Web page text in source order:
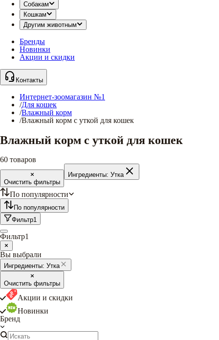
Собакам
Кошкам
Другим животным
Бренды
Новинки
Акции и скидки
Контакты
Интернет-зоомагазин №1
/Для кошек
/Влажный корм
/Влажный корм с уткой для кошек
Влажный корм с уткой для кошек
60 товаров
Очистить фильтры
Ингредиенты: Утка
По популярности
По популярности
Фильтр1
Фильтр1
Вы выбрали
Ингредиенты: Утка
Очистить фильтры
Акции и скидки
Новинки
Бренд